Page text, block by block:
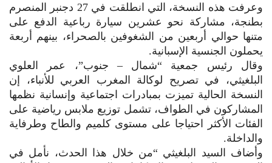
وعرفت هذه النسخة، التي انطلقت في 27 دجنبر المنصرم
بطنجة، مشاركة نحو عشرين سيارة رباعية الدفع على
متنها حوالي أربعين من الشغوفين بالصحراء، بينهم أربعة
يحملون الجنسية الإسبانية.
وقال رئيس جمعية “شمال – جنوب”، عمر العلوي
البلغيثي، في تصريح لوكالة المغرب العربي للأنباء، إن
النسخة الحالية تميزت بمبادرات اجتماعية وإنسانية نظمها
المشاركون في الطواف، تشمل توزيع ملابس رياضية على
الفئات الأكثر احتياجا على مستوى كلميم والطاح وطرفاية
والداخلة.
وأضاف السيد البلغيثي “من خلال هذا الحدث، نأمل في